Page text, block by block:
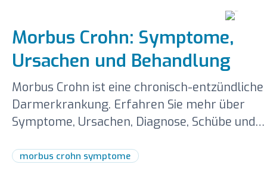
Morbus Crohn: Symptome,
Ursachen und Behandlung
Morbus Crohn ist eine chronisch-entzündliche
Darmerkrankung. Erfahren Sie mehr über
Symptome, Ursachen, Diagnose, Schübe und
morbus crohn symptome